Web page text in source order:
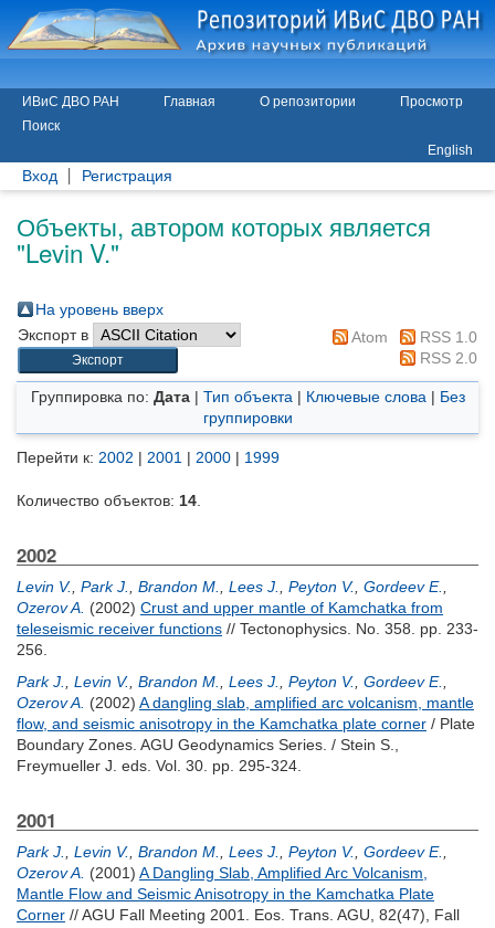
ИВиС ДВО РАН Главная О репозитории
Просмотр
Поиск
English
Вход Регистрация
Объекты, автором которых является
"Levin V."
На уровень вверх
Экспорт в
Atom
RSS 1.0
RSS 2.0
Группировка по: Дата| Тип объекта | Ключевые слова | Без
группировки
Перейти к: 2002 | 2001 | 2000 | 1999
Количество объектов: 14
2002
Levin V. Park J. Brandon M. Lees J. Peyton V. Gordeev E.
Ozerov A. (2002) Crust and upper mantle of Kamchatka from
teleseismic receiver functions // Tectonophysics. No. 358. pp. 233-
256.
Park J.
Levin V. Brandon M. Lees J. Peyton V. Gordeev E.
Ozerov A. (2002) A dangling slab, amplified arc volcanism, mantle
flow, and seismic anisotropy in the Kamchatka plate corner / Plate
Boundary Zones. AGU Geodynamics Series. / Stein S.
Freymueller J. eds. Vol. 30. pp. 295-324.
2001
Park J. Levin V. Brandon M. Lees J. Peyton V. Gordeev E.
Ozerov A. (2001) A Dangling Slab, Amplified Arc Volcanism,
Mantle Flow and Seismic Anisotropy in the Kamchatka Plate
Corner // AGU Fall Meeting 2001. Eos. Trans. AGU, 82(47), Fall